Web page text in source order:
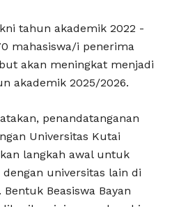
tahun akademik 2022 -
mahasiswa/i penerima
akan meningkat menjadi
akademik 2025/2026.
penandatanganan
Universitas Kutai
langkah awal untuk
universitas lain di
Beasiswa Bayan